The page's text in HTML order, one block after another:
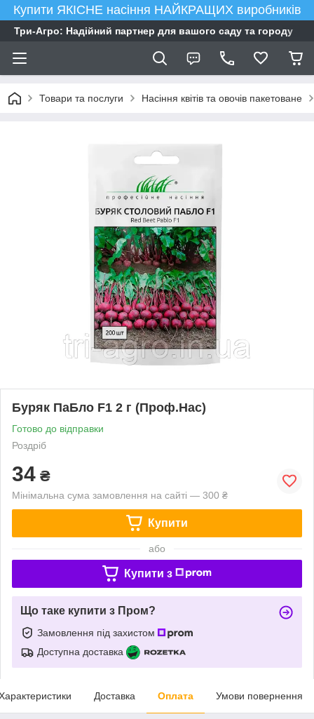
Купити ЯКІСНЕ насіння НАЙКРАЩИХ виробників
Три-Агро: Надійний партнер для вашого саду та городу
Товари та послуги Насіння квітів та овочів пакетоване
Буряк ПаБло F1 2 г (Проф.Нас)
Готово до відправки
Роздріб
34 ₴
Мінімальна сума замовлення на сайті — 300 ₴
Купити
або
Купити з
Що таке купити з Пром?
Замовлення під захистом
Доступна доставка
Доставка Оплата Умови повернення